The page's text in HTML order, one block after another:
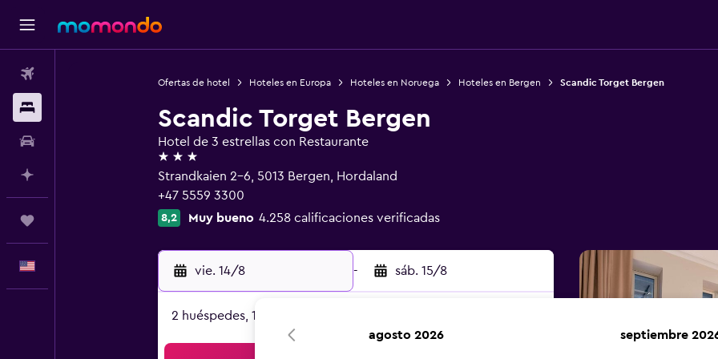
Ofertas de hotel Hoteles en Europa Hoteles en Noruega Hoteles en Bergen Scandic Torget Bergen
Scandic Torget Bergen
Hotel de 3 estrellas con Restaurante
3 estrellas
Strandkaien 2-6, 5013 Bergen, Hordaland
+47 5559 3300
8,2 Muy bueno 4.258 calificaciones verificadas
vie. 14/8 - sáb. 15/8
2 huéspedes, 1 habitación
agosto 2026 septiembre